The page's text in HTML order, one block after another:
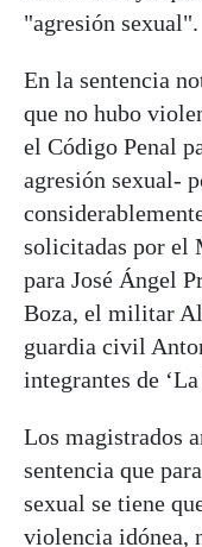
"agresión sexual".
En la sentencia
que no hubo
el Código Penal
agresión sexual-
solicitadas por el
para José Ángel
Boza, el militar
guardia civil
integrantes de
Los magistrados
sentencia que
sexual se tiene
violencia idónea,